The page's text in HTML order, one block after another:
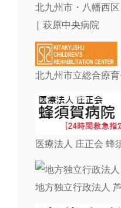
北九州市・八幡西
| 萩原中央病院
北九州市立総合療
医療法人 庄正会 蜂
地方独立行政法人